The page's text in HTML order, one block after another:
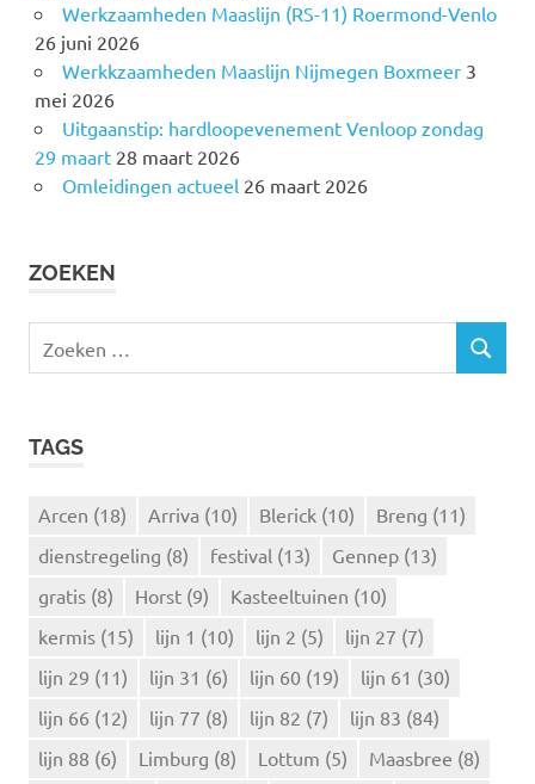
Werkzaamheden Maaslijn (RS-11) Roermond-Venlo
26 juni 2026
Werkkzaamheden Maaslijn Nijmegen Boxmeer 3
mei 2026
Uitgaanstip: hardloopevenement Venloop zondag
29 maart 28 maart 2026
Omleidingen actueel 26 maart 2026
ZOEKEN
e
Z
TAGS
Arcen (18) Arriva (10) Blerick (10) Breng (11)
dienstregeling (8) festival (13) Gennep (13)
gratis (8) Horst (9) Kasteeltuinen (10)
kermis (15) lijn 1 (10) lijn 2 (5) lijn 27 (7)
lijn 29 (11) lijn 31 (6) lijn 60 (19) lijn 61 (30)
lijn 66 (12) lijn 77 (8) lijn 82 (7) lijn 83 (84)
lijn 88 (6) Limburg (8) Lottum (5) Maasbree (8)